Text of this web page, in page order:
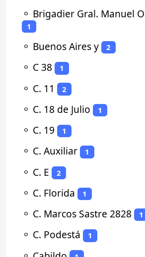
⚬ Brigadier Gral. Manuel
1
⚬ Buenos Aires y 2
⚬ C 38 1
⚬ C. 11 2
⚬ C. 18 de Julio 1
⚬ C. 19 1
⚬ C. Auxiliar 1
⚬ C. E 2
⚬ C. Florida 1
⚬ C. Marcos Sastre 2828 1
⚬ C. Podestá 1